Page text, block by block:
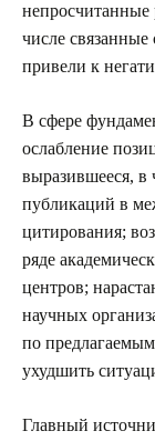
непросчитанные
числе
привели к
В сфере
ослабление
выразившееся, в
публикаций в
цитирования;
ряде
центров;
научных
по
ухудшить
Главный